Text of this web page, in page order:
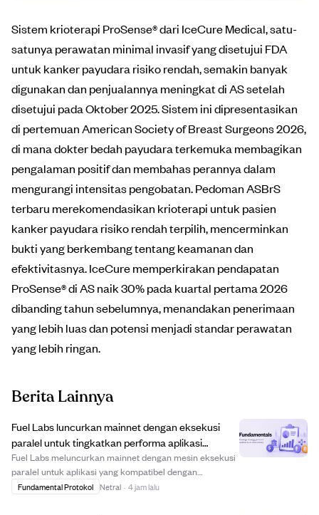
Sistem krioterapi ProSense® dari IceCure Medical, satu-
satunya perawatan minimal invasif yang disetujui FDA
untuk kanker payudara risiko rendah, semakin banyak
digunakan dan penjualannya meningkat di AS setelah
disetujui pada Oktober 2025. Sistem ini dipresentasikan
di pertemuan American Society of Breast Surgeons 2026,
di mana dokter bedah payudara terkemuka membagikan
pengalaman positif dan membahas perannya dalam
mengurangi intensitas pengobatan. Pedoman ASBrS
terbaru merekomendasikan krioterapi untuk pasien
kanker payudara risiko rendah terpilih, mencerminkan
bukti yang berkembang tentang keamanan dan
efektivitasnya. IceCure memperkirakan pendapatan
ProSense® di AS naik 30% pada kuartal pertama 2026
dibanding tahun sebelumnya, menandakan penerimaan
yang lebih luas dan potensi menjadi standar perawatan
yang lebih ringan.
Berita Lainnya
Fuel Labs luncurkan mainnet dengan eksekusi
paralel untuk tingkatkan performa aplikasi
Ethereum.
Fuel Labs meluncurkan mainnet dengan mesin eksekusi
paralel untuk aplikasi yang kompatibel dengan
Ethereum. Inovasi ini memungkinkan pemrosesan
Fundamental Protokol Netral · 4 jam lalu